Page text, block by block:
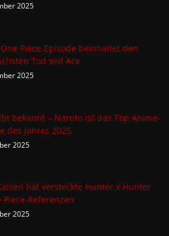
2025
Piece-Episode beinhaltet den
Tod seit Ace
2025
bekannt – Naruto ist das Top Anime-
des Jahres 2025
2025
hat versteckte Hunter x Hunter
Piece-Referenzen
2025